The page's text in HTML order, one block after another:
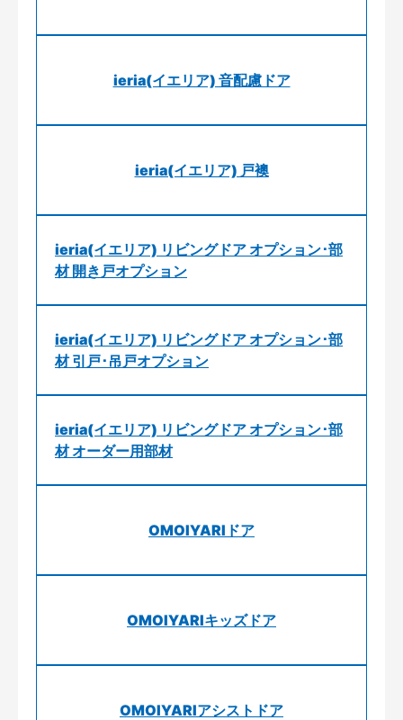
ieria(イエリア) 音配慮ドア
ieria(イエリア) 戸襖
ieria(イエリア) リビングドア オプション･部
材 開き戸オプション
ieria(イエリア) リビングドア オプション･部
材 引戸･吊戸オプション
ieria(イエリア) リビングドア オプション･部
材 オーダー用部材
OMOIYARIドア
OMOIYARIキッズドア
OMOIYARIアシストドア